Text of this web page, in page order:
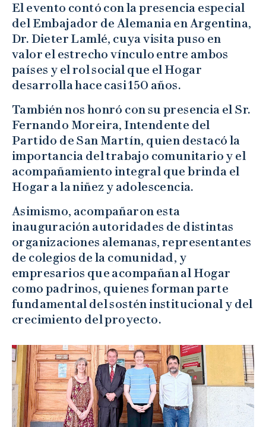
El evento contó con la presencia especial
del Embajador de Alemania en Argentina,
Dr. Dieter Lamlé, cuya visita puso en
valor el estrecho vínculo entre ambos
países y el rol social que el Hogar
desarrolla hace casi 150 años.
También nos honró con su presencia el Sr.
Fernando Moreira, Intendente del
Partido de San Martín, quien destacó la
importancia del trabajo comunitario y el
acompañamiento integral que brinda el
Hogar a la niñez y adolescencia.
Asimismo, acompañaron esta
inauguración autoridades de distintas
organizaciones alemanas, representantes
de colegios de la comunidad, y
empresarios que acompañan al Hogar
como padrinos, quienes forman parte
fundamental del sostén institucional y del
crecimiento del proyecto.